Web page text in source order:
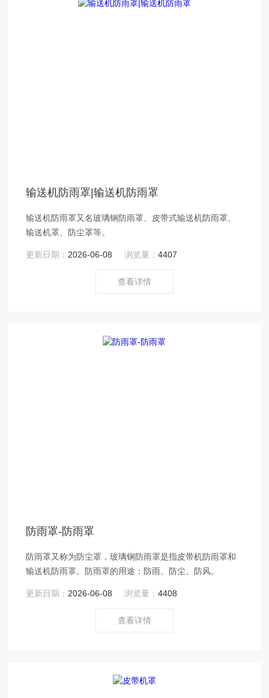
输送机防雨罩|输送机防雨罩
输送机防雨罩又名玻璃钢防雨罩、皮带式输送机防雨罩、
输送机罩、防尘罩等。
更新日期： 2026-06-08 浏览量：4407
查看详情
防雨罩-防雨罩
防雨罩又称为防尘罩，玻璃钢防雨罩是指皮带机防雨罩和
输送机防雨罩。防雨罩的用途：防雨、防尘、防风。
更新日期： 2026-06-08 浏览量：4408
查看详情